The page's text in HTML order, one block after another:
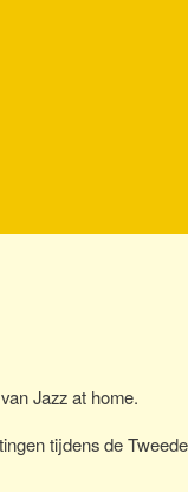
Jazz at home.
tijdens de